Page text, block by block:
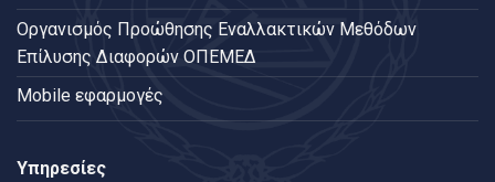
Oργανισμός Προώθησης Εναλλακτικών Μεθόδων
Επίλυσης Διαφορών ΟΠΕΜΕΔ
Mobile εφαρμογές
Υπηρεσίες